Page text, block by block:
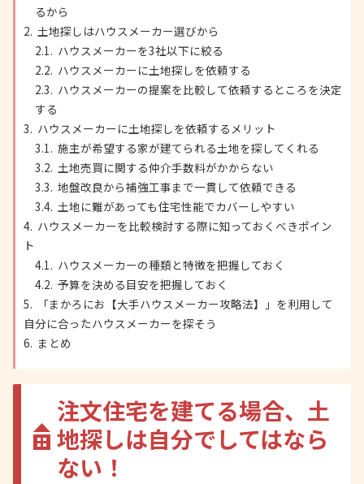
るから
土地探しはハウスメーカー選びから
ハウスメーカーを3社以下に絞る
ハウスメーカーに土地探しを依頼する
ハウスメーカーの提案を比較して依頼するところを決定
する
ハウスメーカーに土地探しを依頼するメリット
施主が希望する家が建てられる土地を探してくれる
土地売買に関する仲介手数料がかからない
地盤改良から補強工事まで一貫して依頼できる
土地に難があっても住宅性能でカバーしやすい
ハウスメーカーを比較検討する際に知っておくべきポイン
ト
ハウスメーカーの種類と特徴を把握しておく
予算を決める目安を把握しておく
「まかろにお【大手ハウスメーカー攻略法】」を利用して
自分に合ったハウスメーカーを探そう
まとめ
注文住宅を建てる場合、土
地探しは自分でしてはなら
ない！